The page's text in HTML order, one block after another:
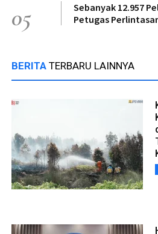
05
Sebanyak 12.957
Petugas
BERITA TERBARU LAINNYA